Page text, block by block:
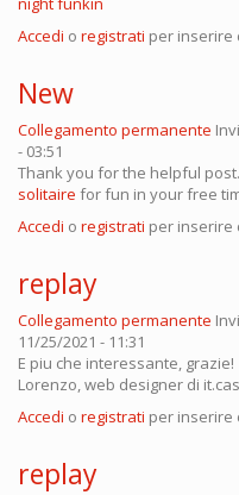
Accedi o registrati per inserire
New
Collegamento permanente
- 03:51
Thank you for the helpful
solitaire for fun in your free
Accedi o registrati per inserire
replay
Collegamento permanente
11/25/2021 - 11:31
E piu che interessante, grazie!
Lorenzo, web designer di
Accedi o registrati per inserire
replay